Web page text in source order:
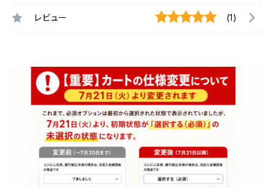
レビュー (1)